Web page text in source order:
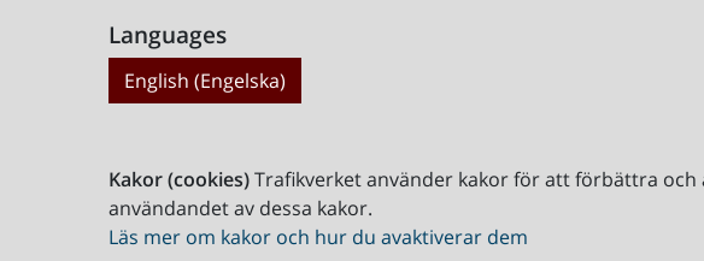
Languages
English (Engelska)
Kakor (cookies)Trafikverket använder kakor för att förbättra och
användandet av dessa kakor.
Läs mer om kakor och hur du avaktiverar dem